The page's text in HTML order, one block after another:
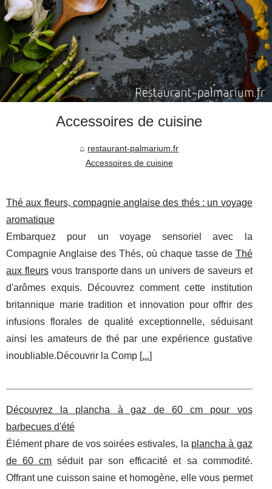
Accessoires de cuisine
restaurant-palmarium.fr
Accessoires de cuisine
Thé aux fleurs, compagnie anglaise des thés : un voyage
aromatique
Embarquez pour un voyage sensoriel avec la
Compagnie Anglaise des Thés, où chaque tasse de Thé
aux fleursvous transporte dans un univers de saveurs et
d'arômes exquis. Découvrez comment cette institution
britannique marie tradition et innovation pour offrir des
infusions florales de qualité exceptionnelle, séduisant
ainsi les amateurs de thé par une expérience gustative
inoubliable.Découvrir la Comp [...]
Découvrez la plancha à gaz de 60 cm pour vos
barbecues d'été
Élément phare de vos soirées estivales, la plancha à gaz
de 60 cm séduit par son efficacité et sa commodité.
Offrant une cuisson saine et homogène, elle vous permet